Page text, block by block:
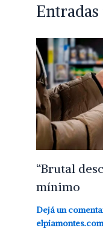
“Brutal
mínimo
Dejá un